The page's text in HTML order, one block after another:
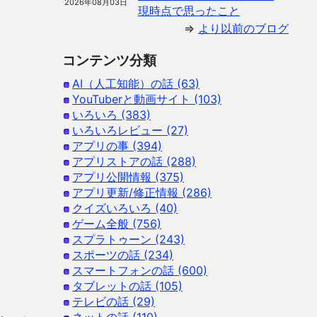
2026年08月03日
現時点で思ったこと
⇒ より以前のブログ
コンテンツ分類
AI（人工知能）の話 (63)
YouTuberと動画サイト (103)
いろいろ (383)
いろいろレビュー (27)
アプリの事 (394)
アプリストアの話 (288)
アプリ公開情報 (375)
アプリ更新/修正情報 (286)
クイズいろいろ (40)
ゲーム全般 (756)
スプラトゥーン (243)
スポーツの話 (234)
スマートフォンの話 (600)
タブレットの話 (105)
テレビの話 (29)